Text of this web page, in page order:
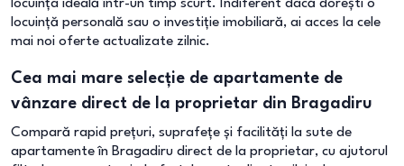
locuința ideală într-un timp scurt. Indiferent dacă dorești o
locuință personală sau o investiție imobiliară, ai acces la cele
mai noi oferte actualizate zilnic.
Cea mai mare selecție de apartamente de
vânzare direct de la proprietar din Bragadiru
Compară rapid prețuri, suprafețe și facilități la sute de
apartamente în Bragadiru direct de la proprietar, cu ajutorul